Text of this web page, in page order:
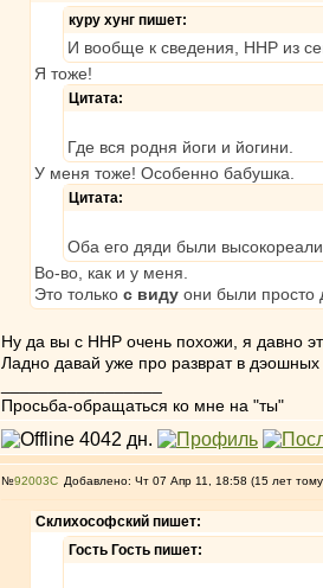
куру хунг пишет:
И вообще к сведения, ННР из
Я тоже!
Цитата:
Где вся родня йоги и йогини.
У меня тоже! Особенно бабушка.
Цитата:
Оба его дяди были
Во-во, как и у меня.
Это только с виду они были просто
Ну да вы с ННР очень похожи, я давно
Ладно давай уже про разврат в
Просьба-обращаться ко мне на "ты"
№92003 Добавлено: Чт 07 Апр 11, 18:58 (15 лет
Склихософский пишет:
Гость Гость пишет: